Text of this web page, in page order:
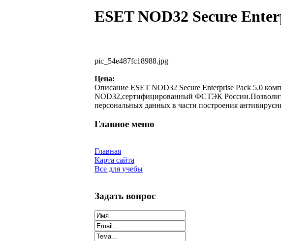
ESET NOD32 Secure
pic_54e487fc18988.jpg
Цена:
Описание ESET NOD32 Secure Enterprise Pack 5.0
NOD32,сертифицированный ФСТЭК
персональных данных в части построения
Главное меню
Главная
Карта сайта
Все для учебы
Задать вопрос